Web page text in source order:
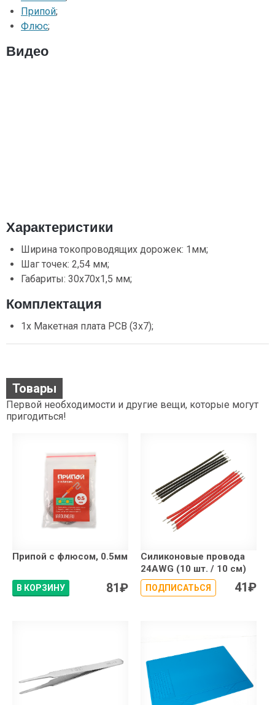
Припой;
Флюс;
Видео
Характеристики
Ширина токопроводящих дорожек: 1мм;
Шаг точек: 2,54 мм;
Габариты: 30х70х1,5 мм;
Комплектация
1x Макетная плата PCB (3x7);
Товары
Первой необходимости и другие вещи, которые могут
пригодиться!
Припой с флюсом, 0.5мм
В КОРЗИНУ 81₽
Силиконовые провода
24AWG (10 шт. / 10 см)
ПОДПИСАТЬСЯ 41₽